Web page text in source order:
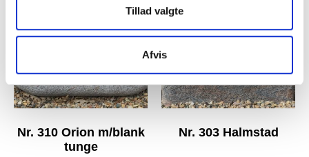
Tillad valgte
Afvis
Nr. 310 Orion m/blank
tunge
Nr. 303 Halmstad